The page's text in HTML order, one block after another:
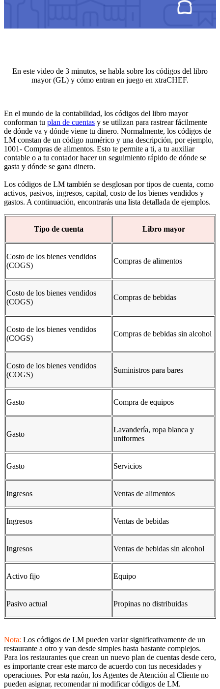
En este video de 3 minutos, se habla sobre los códigos del libro
mayor (GL) y cómo entran en juego en xtraCHEF.
En el mundo de la contabilidad, los códigos del libro mayor
conforman tu plan de cuentas y se utilizan para rastrear fácilmente
de dónde va y dónde viene tu dinero. Normalmente, los códigos de
LM constan de un código numérico y una descripción, por ejemplo,
1001- Compras de alimentos. Esto te permite a ti, a tu auxiliar
contable o a tu contador hacer un seguimiento rápido de dónde se
gasta y dónde se gana dinero.
Los códigos de LM también se desglosan por tipos de cuenta, como
activos, pasivos, ingresos, capital, costo de los bienes vendidos y
gastos. A continuación, encontrarás una lista detallada de ejemplos.
Tipo de cuenta Libro mayor
Costo de los bienes vendidos
(COGS)
Compras de alimentos
Costo de los bienes vendidos
(COGS)
Compras de bebidas
Costo de los bienes vendidos
(COGS)
Compras de bebidas sin alcohol
Costo de los bienes vendidos
(COGS)
Suministros para bares
Gasto Compra de equipos
Gasto
Lavandería, ropa blanca y
uniformes
Gasto Servicios
Ingresos Ventas de alimentos
Ingresos Ventas de bebidas
Ingresos Ventas de bebidas sin alcohol
Activo fijo Equipo
Pasivo actual Propinas no distribuidas
Nota: Los códigos de LM pueden variar significativamente de un
restaurante a otro y van desde simples hasta bastante complejos.
Para los restaurantes que crean un nuevo plan de cuentas desde cero,
es importante crear este marco de acuerdo con tus necesidades y
operaciones. Por esta razón, los Agentes de Atención al Cliente no
pueden asignar, recomendar ni modificar códigos de LM.